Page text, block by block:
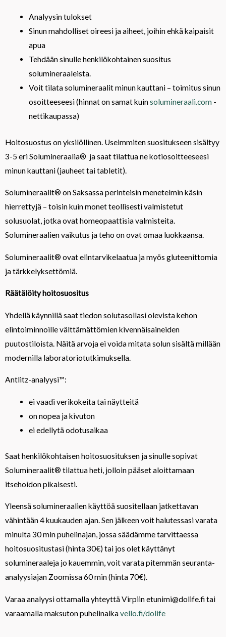
Analyysin tulokset
Sinun mahdolliset oireesi ja aiheet, joihin ehkä kaipaisit
apua
Tehdään sinulle henkilökohtainen suositus
solumineraaleista.
Voit tilata solumineraalit minun kauttani – toimitus sinun
osoitteeseesi (hinnat on samat kuinsolumineraali.com-
nettikaupassa)
Hoitosuostus on yksilöllinen. Useimmiten suositukseen sisältyy
3-5 eri Solumineraalia® ja saat tilattua ne kotiosoitteeseesi
minun kauttani (jauheet tai tabletit).
Solumineraalit® on Saksassa perinteisin menetelmin käsin
hierrettyjä – toisin kuin monet teollisesti valmistetut
solusuolat, jotka ovat homeopaattisia valmisteita.
Solumineraalien vaikutus ja teho on ovat omaa luokkaansa.
Solumineraalit® ovat elintarvikelaatua ja myös gluteenittomia
ja tärkkelyksettömiä.
Räätälöity hoitosuositus
Yhdellä käynnillä saat tiedon solutasollasi olevista kehon
elintoiminnoille välttämättömien kivennäisaineiden
puutostiloista. Näitä arvoja ei voida mitata solun sisältä millään
modernilla laboratoriotutkimuksella.
Antlitz-analyysi™:
ei vaadi verikokeita tai näytteitä
on nopea ja kivuton
ei edellytä odotusaikaa
Saat henkilökohtaisen hoitosuosituksen ja sinulle sopivat
Solumineraalit® tilattua heti, jolloin pääset aloittamaan
itsehoidon pikaisesti.
Yleensä solumineraalien käyttöä suositellaan jatkettavan
vähintään 4 kuukauden ajan. Sen jälkeen voit halutessasi varata
minulta 30 min puhelinajan, jossa säädämme tarvittaessa
hoitosuositustasi (hinta 30€) tai jos olet käyttänyt
solumineraaleja jo kauemmin, voit varata pitemmän seuranta-
analyysiajan Zoomissa 60 min (hinta 70€).
Varaa analyysi ottamalla yhteyttä Virpiin etunimi@dolife.fi tai
varaamalla maksuton puhelinaikavello.fi/dolife